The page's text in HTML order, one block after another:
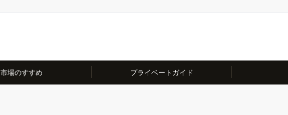
市場のすすめ プライベートガイド